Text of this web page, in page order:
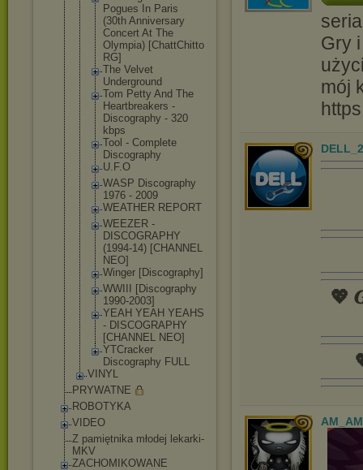
Pogues In Paris
(30th Anniversary
Concert At The
Olympia) [ChattChitto
RG]
The Velvet
Underground
Tom Petty And The
Heartbreakers -
Discography - 320
kbps
Tool - Complete
Discography
U.F.O
WASP Discography
1976 - 2009
WEATHER REPORT
WEEZER -
DISCOGRAPHY
(1994-14) [CHANNEL
NEO]
Winger [Discography]
WWIII [Discography
1990-2003]
YEAH YEAH YEAHS
- DISCOGRAPHY
[CHANNEL NEO]
YTCracker
Discography FULL
VINYL
PRYWATNE
ROBOTYKA
VIDEO
Z pamiętnika młodej lekarki-
MKV
ZACHOMIKOWANE
Gry
mój
💖
AM_AM